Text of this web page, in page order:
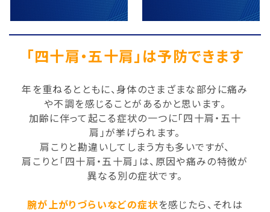
「四十肩・五十肩」は予防できます
年を重ねるとともに、身体のさまざまな部分に痛み
や不調を感じることがあるかと思います。
加齢に伴って起こる症状の一つに「四十肩・五十
肩」が挙げられます。
肩こりと勘違いしてしまう方も多いですが、
肩こりと「四十肩・五十肩」は、原因や痛みの特徴が
異なる別の症状です。
腕が上がりづらいなどの症状を感じたら、それは